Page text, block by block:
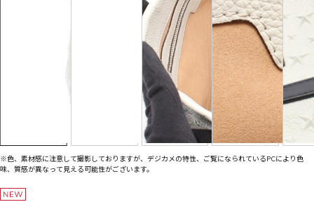
※色、素材感に注意して撮影しておりますが、デジカメの特性、ご覧になられているPCにより色
味、質感が異なって見える可能性がございます。